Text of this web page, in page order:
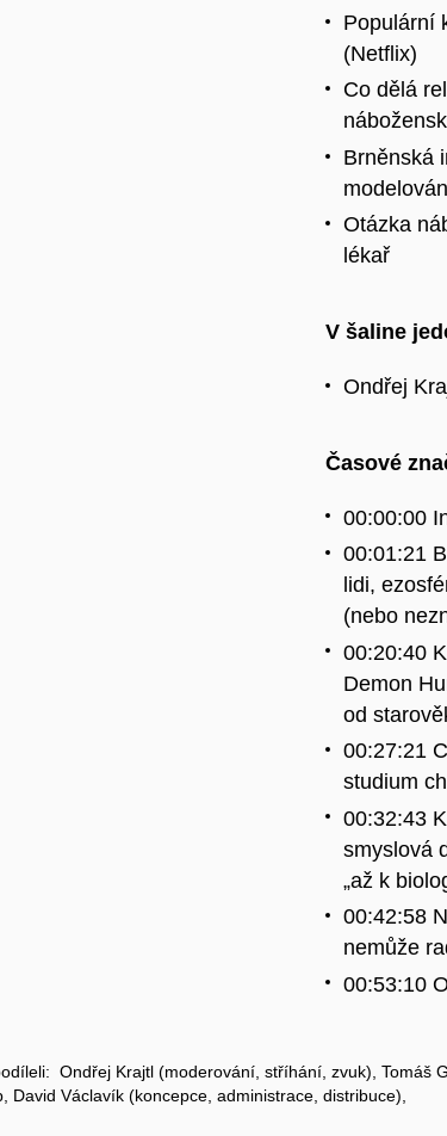
Populární
(Netflix)
Co dělá
Brněnská
Otázka
lékař
V šaline
Ondřej
Časové
00:00:00
00:01:21
lidi,
(nebo
00:20:40
Demon
od
00:27:21
studium
00:32:43
smyslová
„až k
00:42:58
nemůže
00:53:10
Ondřej Krajtl (moderování, stříhání, zvuk), Tomáš
David Václavík (koncepce, administrace, distribuce),